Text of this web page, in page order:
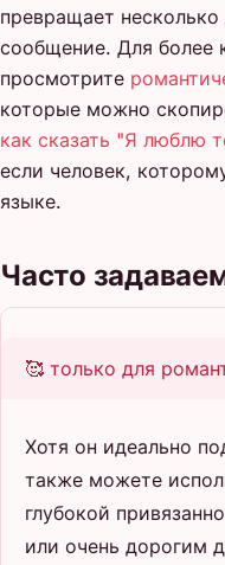
превращает
сообщение. Для более
просмотрите
которые можно
как сказать "Я люблю
если человек,
языке.
Часто
🥰 только для
Хотя он идеально
также можете
глубокой
или очень дорогим